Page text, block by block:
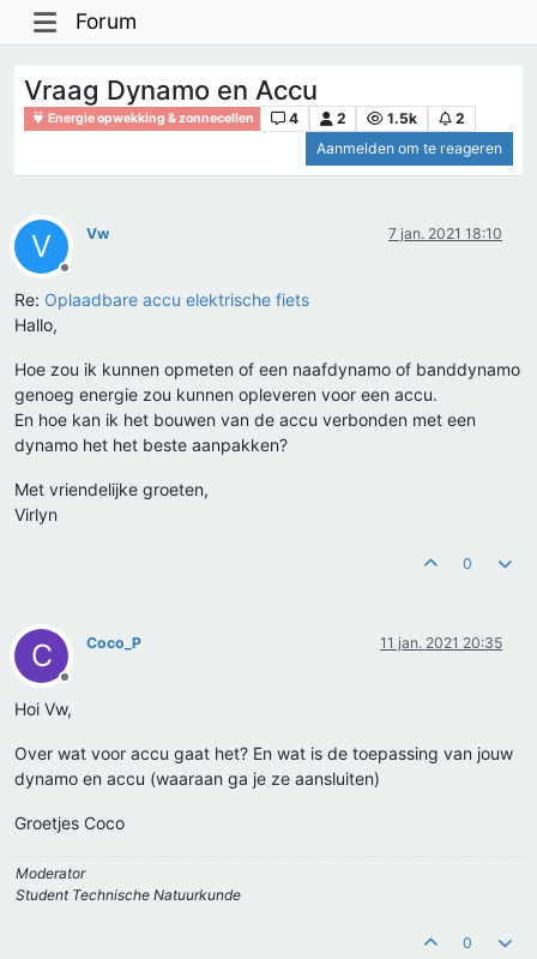
Forum
Vraag Dynamo en Accu
Energie opwekking & zonnecellen 4 2 1.5k
2
Aanmelden om te reageren
V
Offline
Vw 7 jan. 2021 18:10
Re: Oplaadbare accu elektrische fiets
Hallo,
Hoe zou ik kunnen opmeten of een naafdynamo of banddynamo
genoeg energie zou kunnen opleveren voor een accu.
En hoe kan ik het bouwen van de accu verbonden met een
dynamo het het beste aanpakken?
Met vriendelijke groeten,
Virlyn
0
C
Offline
Coco_P 11 jan. 2021 20:35
Hoi Vw,
Over wat voor accu gaat het? En wat is de toepassing van jouw
dynamo en accu (waaraan ga je ze aansluiten)
Groetjes Coco
Moderator
Student Technische Natuurkunde
0